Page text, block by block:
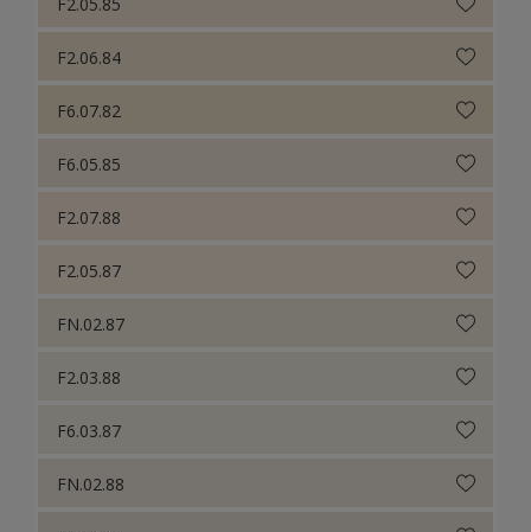
F2.06.84
F6.07.82
F6.05.85
F2.07.88
F2.05.87
FN.02.87
F2.03.88
F6.03.87
FN.02.88